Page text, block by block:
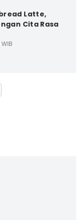
Latte,
Cita Rasa